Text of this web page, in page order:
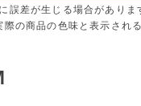
誤差が生じる場合があり
の商品の色味と表示され